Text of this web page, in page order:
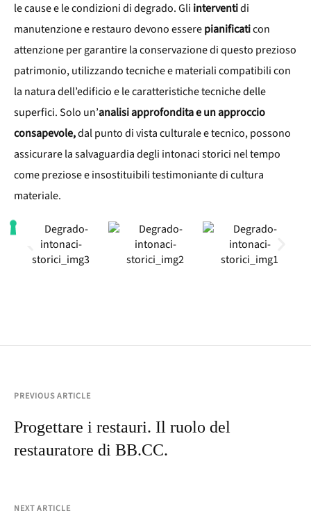
le cause e le condizioni di degrado. Gli interventidi
manutenzione e restauro devono esserepianificaticon
attenzione per garantire la conservazione di questo prezioso
patrimonio, utilizzando tecniche e materiali compatibili con
la natura dell’edificio e le caratteristiche tecniche delle
superfici. Solo un’analisi approfondita e un approccio
consapevole,dal punto di vista culturale e tecnico, possono
assicurare la salvaguardia degli intonaci storici nel tempo
come preziose e insostituibili testimoniante di cultura
materiale.
PREVIOUS ARTICLE
Progettare i restauri. Il ruolo del
restauratore di BB.CC.
NEXT ARTICLE